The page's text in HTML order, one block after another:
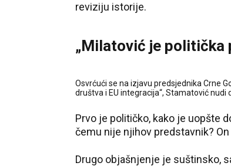
reviziju istorije.
„Milatović je politička
Osvrćući se na izjavu predsjednika Crne
društva i EU integracija“, Stamatović nudi
Prvo je političko, kako je uopšte
čemu nije njihov predstavnik?
Drugo objašnjenje je suštinsko,